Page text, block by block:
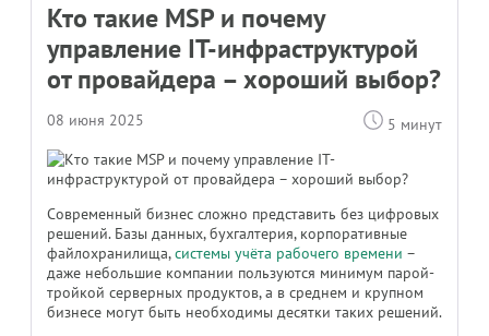
Кто такие MSP и почему
управление IT-инфраструктурой
от провайдера – хороший выбор?
08 июня 2025 5 минут
Современный бизнес сложно представить без цифровых
решений. Базы данных, бухгалтерия, корпоративные
файлохранилища,системы учёта рабочего времени –
даже небольшие компании пользуются минимум парой-
тройкой серверных продуктов, а в среднем и крупном
бизнесе могут быть необходимы десятки таких решений.